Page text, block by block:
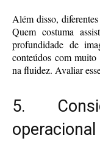
Além disso,
Quem costuma
profundidade de
conteúdos com muito
na fluidez. Avaliar
5.